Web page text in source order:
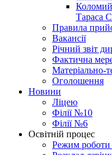
Тараса
Правила
Вакансії
Річний звіт
Фактична
Матеріально-
Оголошення
Новини
Ліцею
Філії №10
Філії №6
Освітній процес
Режим роботи